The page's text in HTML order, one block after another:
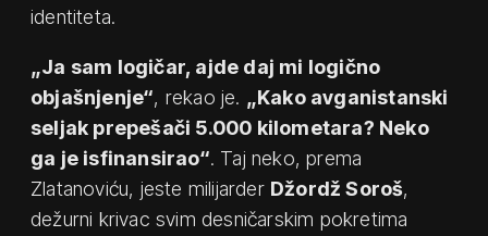
identiteta.
„Ja sam logičar, ajde daj mi logično
objašnjenje“, rekao je. „Kako avganistanski
seljak prepešači 5.000 kilometara? Neko
ga je isfinansirao“. Taj neko, prema
Zlatanoviću, jeste milijarder Džordž Soroš,
dežurni krivac svim desničarskim pokretima